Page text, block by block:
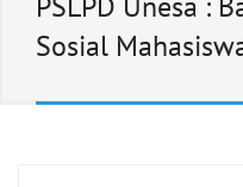
Sosial